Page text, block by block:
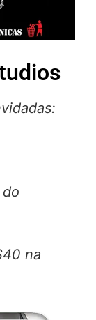
na